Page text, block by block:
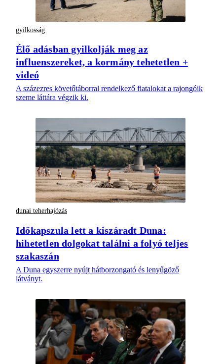
gyilkosság
Élő adásban gyilkolják meg az
influenszereket, a kormány tehetetlen +
videó
A százezres követőtáborral rendelkező fiatalokat a rajongóik
szeme láttára végzik ki.
dunai teherhajózás
Időkapszula lett a kiszáradt Duna:
hihetetlen dolgokat találni a folyó teljes
szakaszán
A Duna egyszerre nyújt hátborzongató és lenyűgöző
látványt.